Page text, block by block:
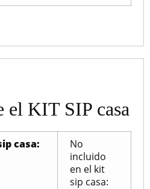
el KIT SIP casa
casa:
No
incluido
en el kit
sip casa: